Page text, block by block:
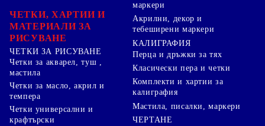
ЧЕТКИ, ХАРТИИ И
МАТЕРИАЛИ ЗА
РИСУВАНЕ
ЧЕТКИ ЗА РИСУВАНЕ
Четки за акварел, туш ,
мастила
Четки за масло, акрил и
темпера
Четки универсални и
крафтърски
маркери
Акрилни, декор и
тебеширени маркери
КАЛИГРАФИЯ
Перца и дръжки за тях
Класически пера и четки
Комплекти и хартии за
калиграфия
Мастила, писалки, маркери
ЧЕРТАНЕ